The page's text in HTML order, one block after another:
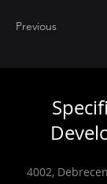
Previous
4002,